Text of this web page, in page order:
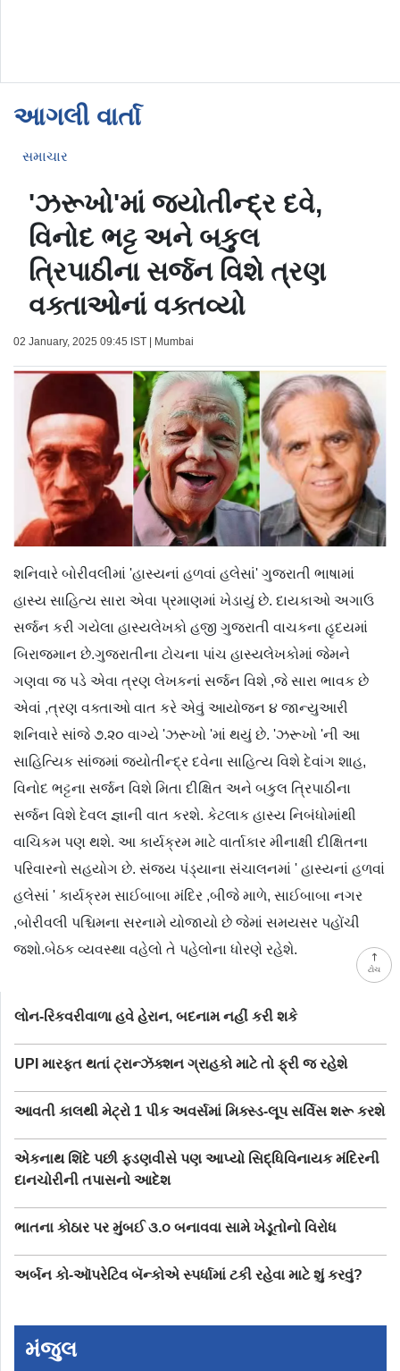
આગલી વાર્તા
સમાચાર
'ઝરૂખો'માં જ્યોતીન્દ્ર દવે,
વિનોદ ભટ્ટ અને બકુલ
ત્રિપાઠીના સર્જન વિશે ત્રણ
વક્તાઓનાં વક્તવ્યો
02 January, 2025 09:45 IST | Mumbai
ટોચ
શનિવારે બોરીવલીમાં 'હાસ્યનાં હળવાં હલેસાં' ગુજરાતી ભાષામાં
હાસ્ય સાહિત્ય સારા એવા પ્રમાણમાં ખેડાયું છે. દાયકાઓ અગાઉ
સર્જન કરી ગયેલા હાસ્યલેખકો હજી ગુજરાતી વાચકના હૃદયમાં
બિરાજમાન છે.ગુજરાતીના ટોચના પાંચ હાસ્યલેખકોમાં જેમને
ગણવા જ પડે એવા ત્રણ લેખકનાં સર્જન વિશે ,જે સારા ભાવક છે
એવાં ,ત્રણ વક્તાઓ વાત કરે એવું આયોજન ૪ જાન્યુઆરી
શનિવારે સાંજે ૭.૨૦ વાગ્યે 'ઝરૂખો 'માં થયું છે. 'ઝરૂખો 'ની આ
સાહિત્યિક સાંજમાં જ્યોતીન્દ્ર દવેના સાહિત્ય વિશે દેવાંગ શાહ,
વિનોદ ભટ્ટના સર્જન વિશે મિતા દીક્ષિત અને બકુલ ત્રિપાઠીના
સર્જન વિશે દેવલ જ્ઞાની વાત કરશે. કેટલાક હાસ્ય નિબંધોમાંથી
વાચિકમ પણ થશે. આ કાર્યક્રમ માટે વાર્તાકાર મીનાક્ષી દીક્ષિતના
પરિવારનો સહયોગ છે. સંજય પંડ્યાના સંચાલનમાં ' હાસ્યનાં હળવાં
હલેસાં ' કાર્યક્રમ સાઈબાબા મંદિર ,બીજે માળે, સાઈબાબા નગર
,બોરીવલી પશ્ચિમના સરનામે યોજાયો છે જેમાં સમયસર પહોંચી
જશો.બેઠક વ્યવસ્થા વહેલો તે પહેલોના ધોરણે રહેશે.
લોન-રિકવરીવાળા હવે હેરાન, બદનામ નહીં કરી શકે
UPI મારફત થતાં ટ્રાન્ઝૅક્શન ગ્રાહકો માટે તો ફ્રી જ રહેશે
આવતી કાલથી મેટ્રો 1 પીક અવર્સમાં મિક્સ્ડ-લૂપ સર્વિસ શરૂ કરશે
એકનાથ શિંદે પછી ફડણવીસે પણ આપ્યો સિદ્ધિવિનાયક મંદિરની
દાનચોરીની તપાસનો આદેશ
ભાતના કોઠાર પર મુંબઈ ૩.૦ બનાવવા સામે ખેડૂતોનો વિરોધ
અર્બન કો-ઑપરેટિવ બૅન્કોએ સ્પર્ધામાં ટકી રહેવા માટે શું કરવું?
મંજુલ